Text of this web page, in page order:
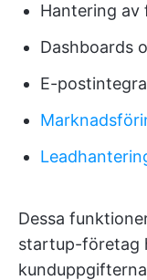
Hantering av
Dashboards
E-
Dessa
startup-företag